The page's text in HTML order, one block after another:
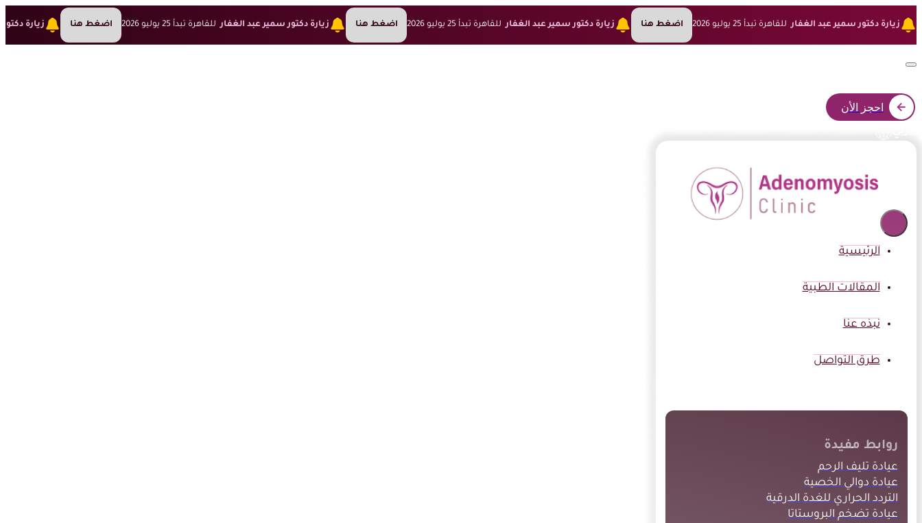
زيارة دكتور سمير عبد الغفار للقاهرة تبدأ 25 يوليو 2026 اضغط هنا زيارة دكتور سمير عبد الغفار للقاهرة تبدأ 25 يوليو 2026 اضغط هنا زيارة دكتور سمير عبد الغفار للقاهرة تبدأ 25 يوليو 2026 اضغط هنا زيارة
احجز الأن
الرئيسية
المقالات الطبية
نبذه عنا
طرق التواصل
روابط مفيدة
عيادة تليف الرحم
عيادة دوالي الخصية
التردد الحراري للغدة الدرقية
عيادة تضخم البروستاتا